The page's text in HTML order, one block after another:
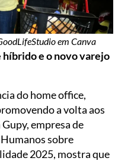
em Canva
e o novo varejo
do home office,
a volta aos
empresa de
sobre
2025, mostra que